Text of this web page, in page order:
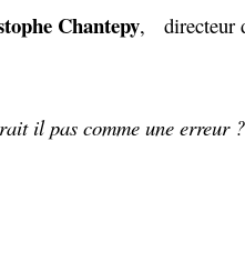
Chantepy, directeur
il pas comme une erreur